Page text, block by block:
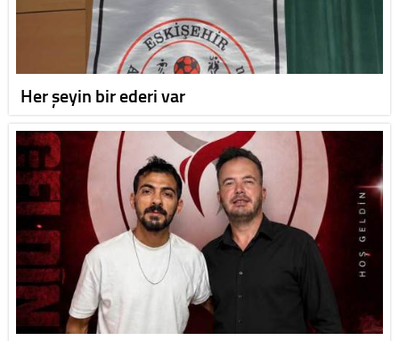
Her şeyin bir ederi var